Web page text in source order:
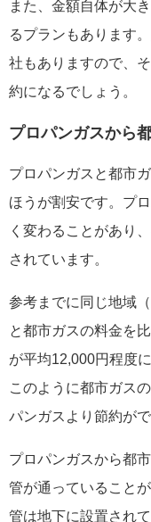
また、金額自体が大
るプランもあります
社もありますので、
約になるでしょう。
プロパンガスから
プロパンガスと都市
ほうが割安です。プ
く変わることがあり
されています。
参考までに同じ地域
と都市ガスの料金を
が平均12,000円程度
このように都市ガス
パンガスより節約がで
プロパンガスから都
管が通っていること
管は地下に設置され